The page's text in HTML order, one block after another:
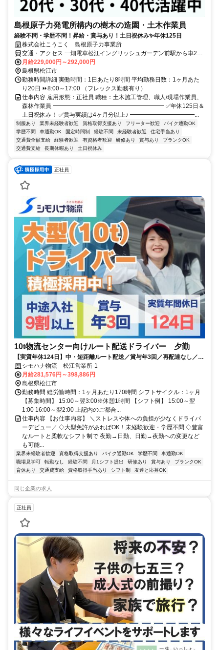
島根原子力発電所構内の樹木の造園・土木作業員
経験不問・学歴不問！昇給・賞与あり！土日祝休み✨年休125日
株式会社こうこく 島根原子力事業所
交通・アクセス 一畑電車松江イングリッシュガーデン前駅から車22
分 JR松江駅から車35分
月給229,000円～292,000円
島根県松江市
勤務時間詳細 実働時間：1日あたり8時間 平均勤務日数：1ヶ月あた
り20日 ⏩8:00～17:00 （フレックス勤務有り）
仕事内容 雇用形態：正社員 職種：土木施工管理、職人/現場作業員、
森林作業員 ━━━━━━━━━━━━━━━━━━━ ✅年休125日＆
土日祝休み！ ✅賞与実績は4ヶ月分以上♪ ━━━━━━━━━━━...
制服あり 業界未経験者歓迎 資格取得支援あり フリーター歓迎
バイク通勤OK
学歴不問
車通勤OK 固定時間制 経験不問 未経験者歓迎
住宅手当あり
交通費全額支給
経験者歓迎 有資格者歓迎 研修あり 賞与あり
ブランクOK
交通費支給
長期休暇あり 土日祝休み
正社員
10t物流センター向けルート配送ドライバー 夕勤
【実質年休124日】中・短距離ルート配送／賞与年3回／再配達なし／ス
ピード内定（即日～1週間以内）／創業90年以上の安定企業
シモハナ物流 松江営業所-1
月給281,576円～398,886円
島根県松江市
勤務時間 総労働時間：1ヶ月あたり170時間 シフトサイクル：1ヶ月
【募集時間】 15:00～翌3:00※休憩1時間 【シフト例】 15:00～翌
1:00 16:00～翌2:00 上記内のご都合...
仕事内容 【お仕事内容】 ＼ストレスや体への負担が少なくドライバ
ーデビュー／ ◇大型免許があればOK！未経験歓迎・学歴不問 ◇豊富
なルートと柔軟なシフト制で 夜勤→日勤、日勤→夜勤への変更など
も可能...
業界未経験者歓迎 資格取得支援あり バイク通勤OK 学歴不問
車通勤OK
職場見学可
転勤なし 経験不問 月1シフト提出 研修あり 賞与あり
ブランクOK
育休あり
交通費支給 資格取得手当あり シフト制 友達と応募OK
同じ企業の求人
正社員